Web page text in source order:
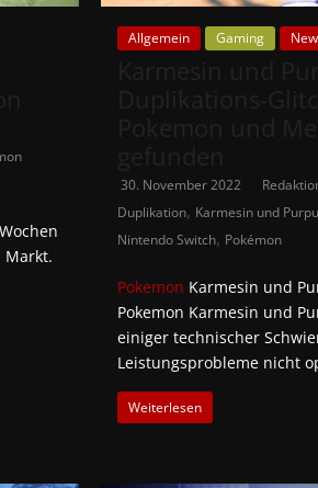
Markt.
Allgemein Gaming
30. November 2022
Duplikation, Karmesin und
Nintendo Switch, Pokémon
Pokemon Karmesin und
Pokemon Karmesin und
einiger technischer
Leistungsprobleme nicht
Weiterlesen